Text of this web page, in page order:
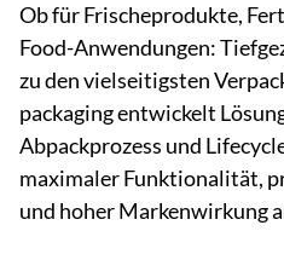
Ob für Frischeprodukte,
Food-Anwendungen:
zu den vielseitigsten
packaging entwickelt
Abpackprozess und
maximaler Funktionalität,
und hoher Markenwirkung